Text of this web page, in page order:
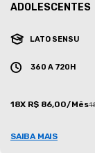
ADOLESCENTES
LATO SENSU
360 A 720H
18X R$ 86,00/Mês
SAIBA MAIS